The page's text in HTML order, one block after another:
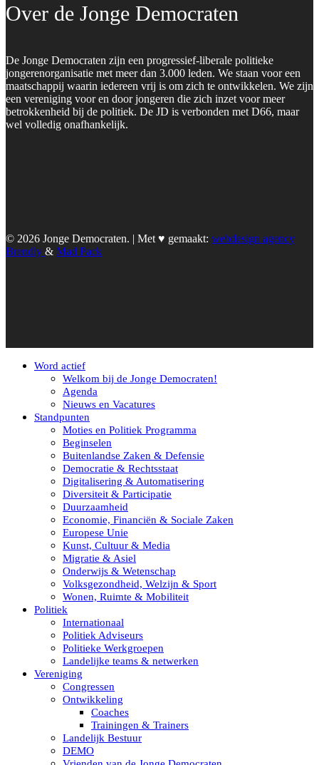
Over de Jonge Democraten
De Jonge Democraten zijn een progressief-liberale politieke
jongerenorganisatie met meer dan 3.000 leden. We staan voor een
maatschappij waarin iedereen vrij is om zich te ontwikkelen. We zijn
een vereniging voor en door jongeren die zich inzet voor meer
betrokkenheid bij de politiek. De JD is verbonden met D66, maar
wel volledig onafhankelijk.
© 2026 Jonge Democraten. | Met ♥︎ gemaakt: webdesign agency
Brendly & Mad Pack
Word actief
Welkom bij de Jonge Democraten!
Agenda
Nieuws en Vacatures
Standpunten
Moties en Politiek Programma
Beginselen
Buitenlandse Zaken & Defensie
Democratie & Rechtsstaat
Digitalisering & Automatisering
Diversiteit & Participatie
Duurzaamheid
Economie, Financiën & Sociale Zaken
Europese Unie
Kunst, Cultuur & Media
Migratie & Asiel
Onderwijs & Wetenschap
Volksgezondheid, Welzijn & Sport
Wonen, Ruimte & Mobiliteit
Politiek
Internationaal
Politiek Adviseurs
Politieke Werkgroepen
Landelijke teams & netwerken
Vereniging
Congressen
Ontwikkeling
Coaches
Trainingen & Trainers
Landelijk Bestuur
DEMO